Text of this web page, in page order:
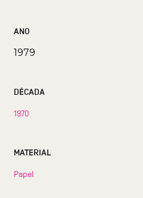
ANO
1979
DÉCADA
1970
MATERIAL
Papel